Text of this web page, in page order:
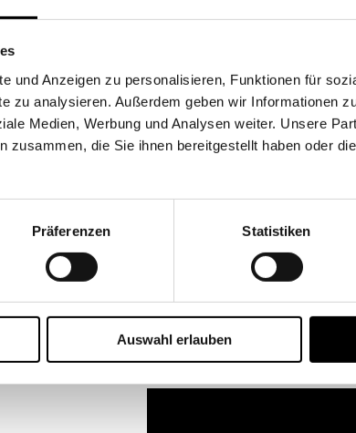
und Anzeigen zu personalisieren, Funktionen für
zu analysieren. Außerdem geben wir Informationen
Medien, Werbung und Analysen weiter. Unsere
zusammen, die Sie ihnen bereitgestellt haben oder
Präferenzen Statistiken
Auswahl erlauben
am Morgen,
ein, wann
einmalig als
den
willst.